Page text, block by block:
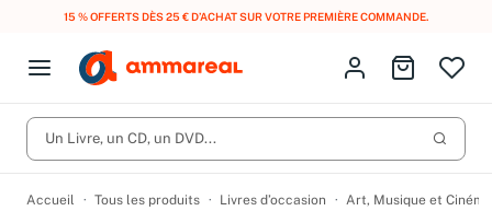
15 % OFFERTS DÈS 25 € D’ACHAT SUR VOTRE PREMIÈRE COMMANDE.
Open menu
Fermer le menu
CD d'occasion
DVD d'occasion
Lancer
Identifiez-vous
Aller au
Un Livre, un CD, un DVD...
Accueil Tous les produits Livres d’occasion Art, Musique et Cinéma